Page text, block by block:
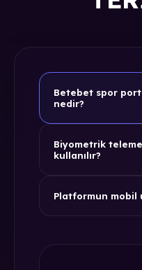
Betebet spor
nedir?
Biyometrik
kullanılır?
Platformun mobil